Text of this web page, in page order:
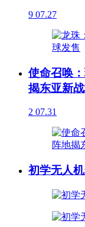
9 07.27
使命召唤
揭东亚新
2 07.31
初学无人